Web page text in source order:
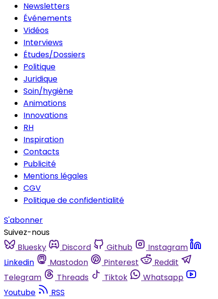
Newsletters
Événements
Vidéos
Interviews
Études/Dossiers
Politique
Juridique
Soin/hygiène
Animations
Innovations
RH
Inspiration
Contacts
Publicité
Mentions légales
CGV
Politique de confidentialité
S'abonner
Suivez-nous
Bluesky
Discord Github
Instagram
Linkedin
Mastodon Pinterest
Reddit
Telegram
Threads Tiktok
Whatsapp
Youtube
RSS